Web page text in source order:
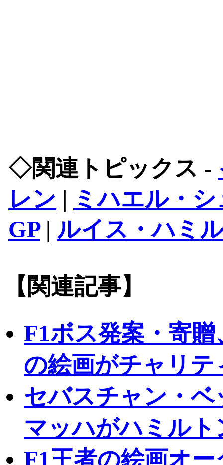
◇関連トピックス -
レン | ミハエル・
GP| ルイス・ハミ
【関連記事】
F1ボス発案・寄
の絵画がチャリ
セバスチャン・
マッハがハミル
F1王者の絵画オ